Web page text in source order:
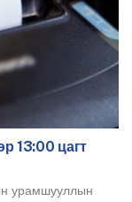
13:00 цагт
урамшууллын